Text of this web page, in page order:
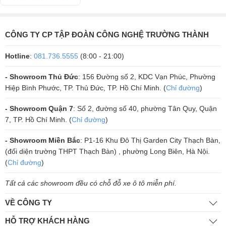
đến 32Hz. Đặc biệt, số lượng loa trung-trầm ở EURO 803 được tăng
Cả loa tần số cao và loa trung-trầm của EURO 803 đều có màng rung
được chế tạo từ hợp kim, điều này đã góp phần tối ưu tính đồng bộ
trong phong cách âm thanh, tạo nên một sự mạnh mẽ nhất định cho
tổng thể.
CÔNG TY CP TẬP ĐOÀN CÔNG NGHỆ TRƯỜNG THÀNH
Hotline: 081.736.5555 (8:00 - 21:00)
- Showroom Thủ Đức: 156 Đường số 2, KDC Vạn Phúc, Phường
Hiệp Bình Phước, TP. Thủ Đức, TP. Hồ Chí Minh. (Chỉ đường)
- Showroom Quận 7: Số 2, đường số 40, phường Tân Quy, Quận
7, TP. Hồ Chí Minh. (Chỉ đường)
- Showroom Miền Bắc: P1-16 Khu Đô Thị Garden City Thạch Bàn,
(đối diện trường THPT Thạch Bàn) , phường Long Biên, Hà Nội.
(Chỉ đường)
Tất cả các showroom đều có chỗ đỗ xe ô tô miễn phí.
VỀ CÔNG TY
HỖ TRỢ KHÁCH HÀNG